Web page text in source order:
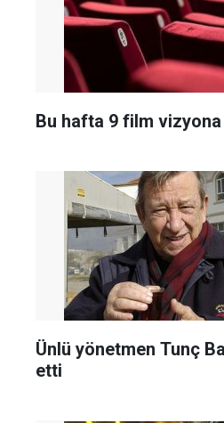
Bu hafta 9 film
Ünlü yönetmen Tunç
etti